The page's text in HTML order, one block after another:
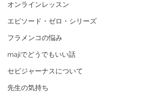
オンラインレッスン
エピソード・ゼロ・シリーズ
フラメンコの悩み
majiでどうでもいい話
セビジャーナスについて
先生の気持ち